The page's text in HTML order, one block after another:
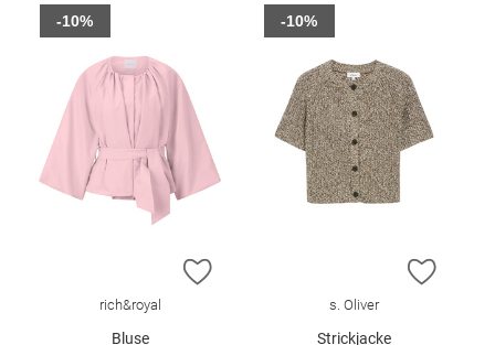
ZUR WUNSCHLISTE HINZUFÜGEN
rich&royal
Bluse
-10%
ZUR
s. Oliver
Strickjacke
-10%